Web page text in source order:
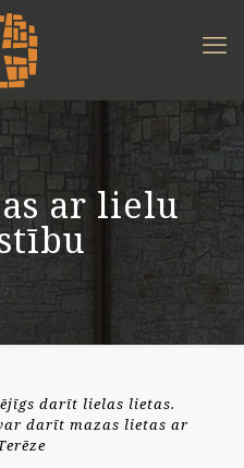
ar lielu
darīt lielas lietas.
darīt mazas lietas ar